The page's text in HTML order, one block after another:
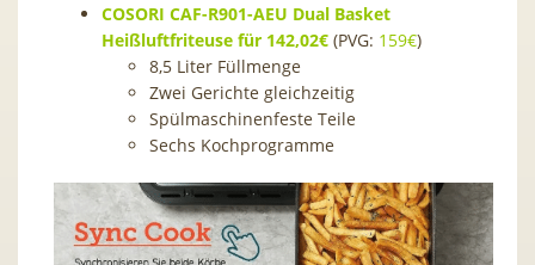
COSORI CAF-R901-AEU Dual Basket
Heißluftfriteuse für 142,02€ (PVG: 159€)
8,5 Liter Füllmenge
Zwei Gerichte gleichzeitig
Spülmaschinenfeste Teile
Sechs Kochprogramme